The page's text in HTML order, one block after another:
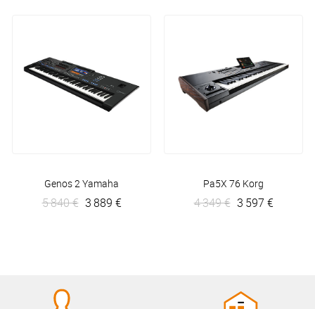
Genos 2 Yamaha
5 840 € 3 889 €
Pa5X 76 Korg
4 349 € 3 597 €